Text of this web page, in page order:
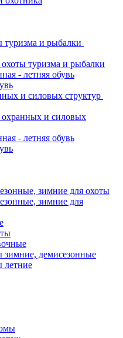
туризма и рыбалки
туризма и рыбалки
- летняя обувь
и силовых структур
охранных и силовых
- летняя обувь
зимние для охоты
зимние для
зимние, демисезонные
летние